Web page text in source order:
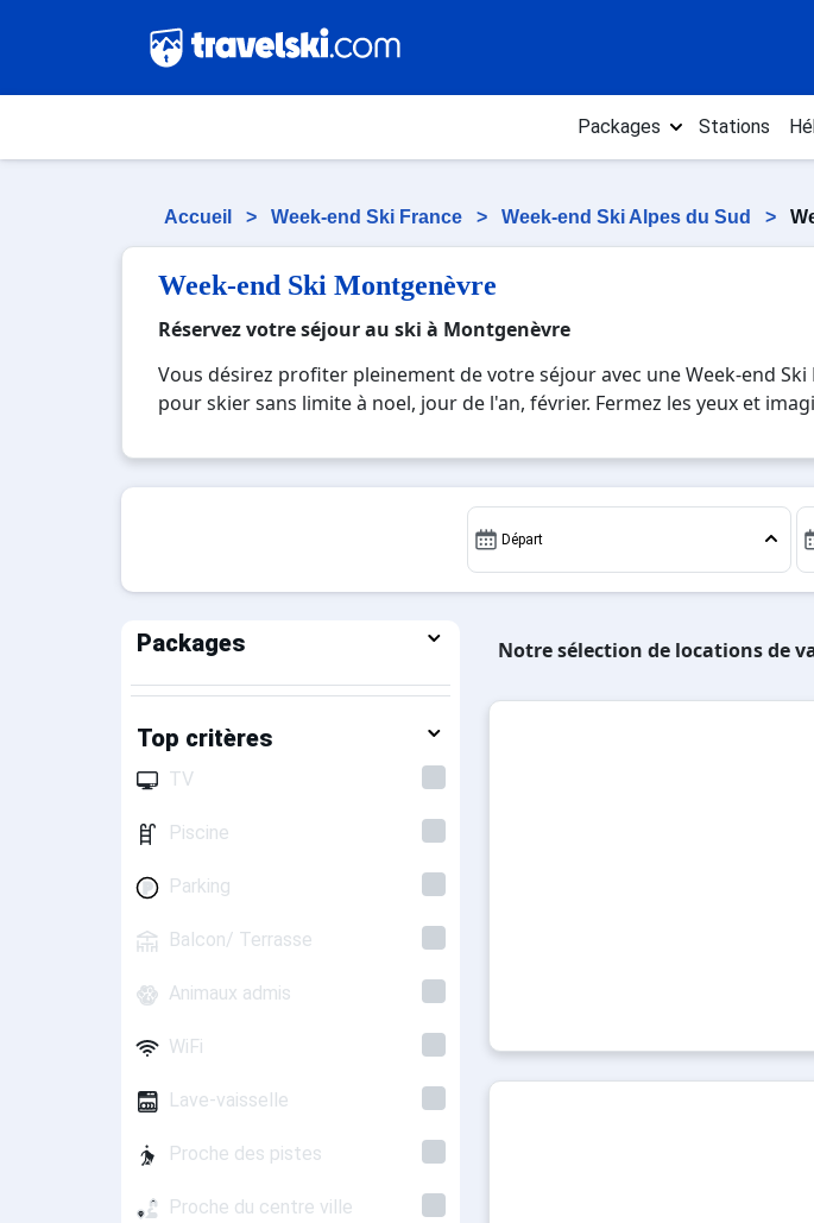
Packages Stations
Accueil > Week-end Ski France > Week-end Ski Alpes du Sud >
Week-end Ski Montgenèvre
Réservez votre séjour au ski à Montgenèvre
Vous désirez profiter pleinement de votre séjour avec une Week-end
pour skier sans limite à noel, jour de l'an, février. Fermez les yeux et
réputée et moderne où vous pourrez mêler les plaisirs de la glisse sur
paysages montagnards. Pour un week-end ou pour 7 jours en Week-
pour créer des souvenirs uniques de vos vacances au ski.
Départ
Packages
Top critères
TV
Piscine
Parking
Balcon/ Terrasse
Animaux admis
WiFi
Lave-vaisselle
Proche des pistes
Proche du centre ville
Notre sélection de locations de